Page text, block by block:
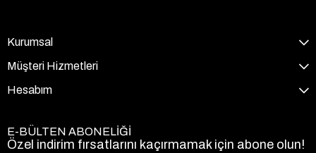
Kurumsal
Müşteri Hizmetleri
Hesabım
E-BÜLTEN ABONELİĞİ
Özel indirim fırsatlarını kaçırmamak için abone olun!